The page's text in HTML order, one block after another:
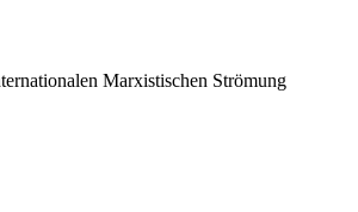
Marxistischen Strömung